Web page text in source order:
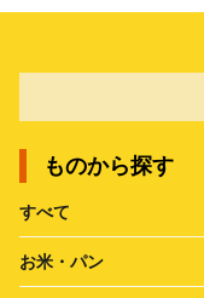
ものから探す
すべて
お米・パン